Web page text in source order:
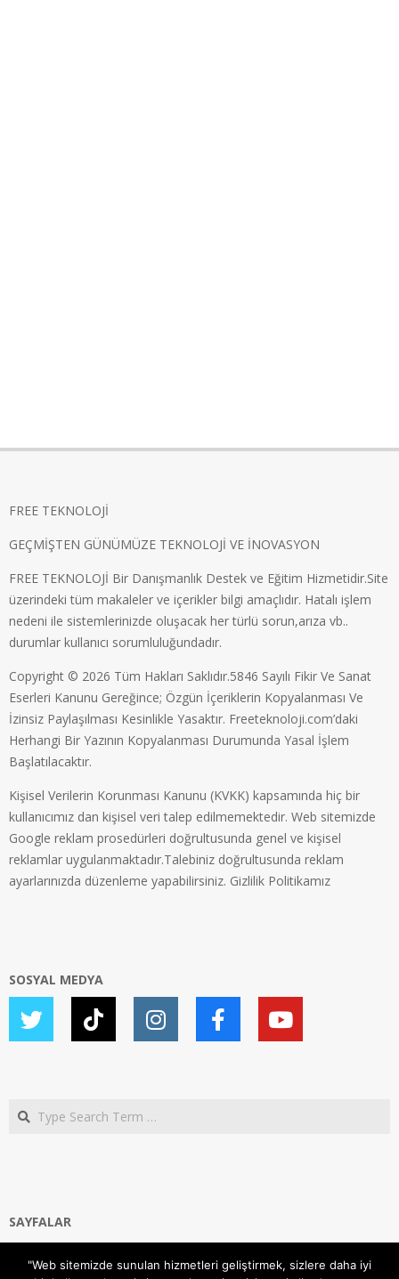
FREE TEKNOLOJİ
GEÇMİŞTEN GÜNÜMÜZE TEKNOLOJİ VE İNOVASYON
FREE TEKNOLOJİ Bir Danışmanlık Destek ve Eğitim Hizmetidir.Site
üzerindeki tüm makaleler ve içerikler bilgi amaçlıdır. Hatalı işlem
nedeni ile sistemlerinizde oluşacak her türlü sorun,arıza vb..
durumlar kullanıcı sorumluluğundadır.
Copyright © 2026 Tüm Hakları Saklıdır.5846 Sayılı Fikir Ve Sanat
Eserleri Kanunu Gereğince; Özgün İçeriklerin Kopyalanması Ve
İzinsiz Paylaşılması Kesinlikle Yasaktır. Freeteknoloji.com’daki
Herhangi Bir Yazının Kopyalanması Durumunda Yasal İşlem
Başlatılacaktır.
Kişisel Verilerin Korunması Kanunu (KVKK) kapsamında hiç bir
kullanıcımız dan kişisel veri talep edilmemektedir. Web sitemizde
Google reklam prosedürleri doğrultusunda genel ve kişisel
reklamlar uygulanmaktadır.Talebiniz doğrultusunda reklam
ayarlarınızda düzenleme yapabilirsiniz. Gizlilik Politikamız
SOSYAL MEDYA
Search
SAYFALAR
Gizlilik ve Çerezler (Cookies) Politikası
"Web sitemizde sunulan hizmetleri geliştirmek, sizlere daha iyi